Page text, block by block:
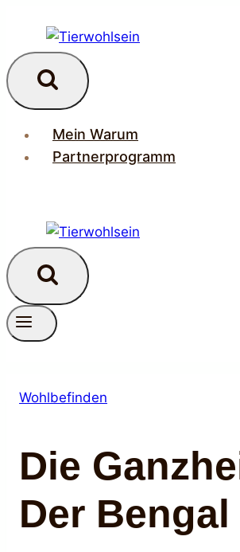
springen
Mein Warum
Partnerprogramm
Wohlbefinden
Die
Der Bengal